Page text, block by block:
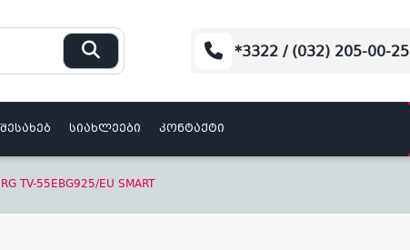
*3322 / (032) 205-00-25
სიახლეები კონტაქტი
TV-55EBG925/EU SMART